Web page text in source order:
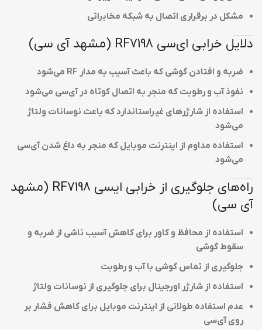
مشکل در برقراری اتصال به شبکه مخابراتی
دلایل خرابی ای‌سی RF7198 (مشهد آی سی)
ضربه و افتادن گوشی که باعث آسیب به مدار RF می‌شود
نفوذ آب و رطوبت که منجر به اتصال کوتاه در آی‌سی می‌شود
استفاده از شارژرهای غیراستاندارد که باعث نوسانات ولتاژ
می‌شود
استفاده مداوم از اینترنت موبایل که منجر به داغ شدن آی‌سی
می‌شود
راه‌های جلوگیری از خرابی ایسی RF7198 (مشهد
آی سی)
استفاده از محافظ و کاور برای کاهش آسیب ناشی از ضربه و
سقوط گوشی
جلوگیری از تماس گوشی با آب و رطوبت
استفاده از شارژر اورجینال برای جلوگیری از نوسانات ولتاژ
عدم استفاده طولانی از اینترنت موبایل برای کاهش فشار بر
روی آی‌سی